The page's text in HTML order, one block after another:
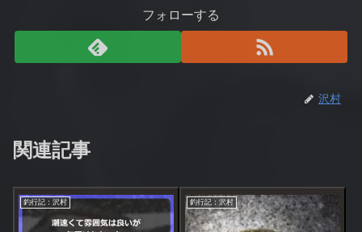
フォローする
沢村
関連記事
釣行記：沢村 釣行記：沢村